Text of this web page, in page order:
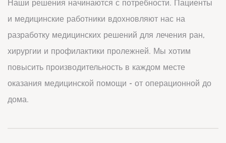
Наши решения начинаются с потребности. Пациенты
и медицинские работники вдохновляют нас на
разработку медицинских решений для лечения ран,
хирургии и профилактики пролежней. Мы хотим
повысить производительность в каждом месте
оказания медицинской помощи - от операционной до
дома.